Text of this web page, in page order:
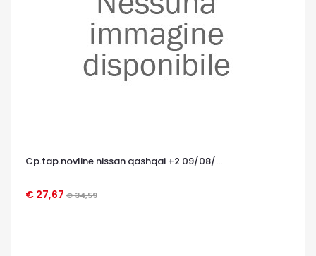
Cp.tap.novline nissan qashqai +2 09/08/...
€ 27,67 € 34,59
OCCHIATA VELOCE